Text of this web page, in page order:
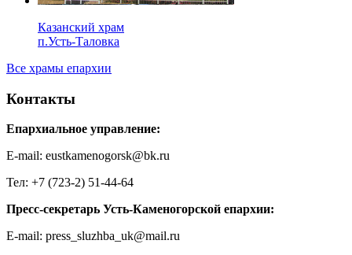
Казанский храм
п.Усть-Таловка
Все храмы епархии
Контакты
Епархиальное управление:
E-mail: eustkamenogorsk@bk.ru
Тел: +7 (723-2) 51-44-64
Пресс-секретарь Усть-Каменогорской епархии:
E-mail: press_sluzhba_uk@mail.ru